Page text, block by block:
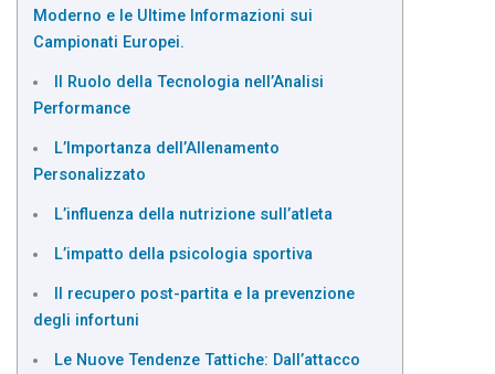
Moderno e le Ultime Informazioni sui
Campionati Europei.
Il Ruolo della Tecnologia nell’Analisi
Performance
L’Importanza dell’Allenamento
Personalizzato
L’influenza della nutrizione sull’atleta
L’impatto della psicologia sportiva
Il recupero post-partita e la prevenzione
degli infortuni
Le Nuove Tendenze Tattiche: Dall’attacco